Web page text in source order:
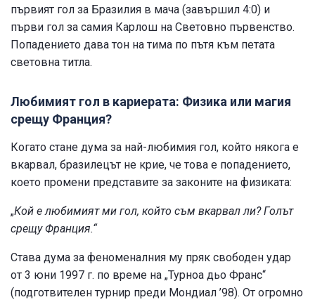
първият гол за Бразилия в мача (завършил 4:0) и
първи гол за самия Карлош на Световно първенство.
Попадението дава тон на тима по пътя към петата
световна титла.
Любимият гол в кариерата: Физика или магия
срещу Франция?
Когато стане дума за най-любимия гол, който някога е
вкарвал, бразилецът не крие, че това е попадението,
което промени представите за законите на физиката:
„Кой е любимият ми гол, който съм вкарвал ли? Голът
срещу Франция.“
Става дума за феноменалния му пряк свободен удар
от 3 юни 1997 г. по време на „Турноа дьо Франс“
(подготвителен турнир преди Мондиал ’98). От огромно